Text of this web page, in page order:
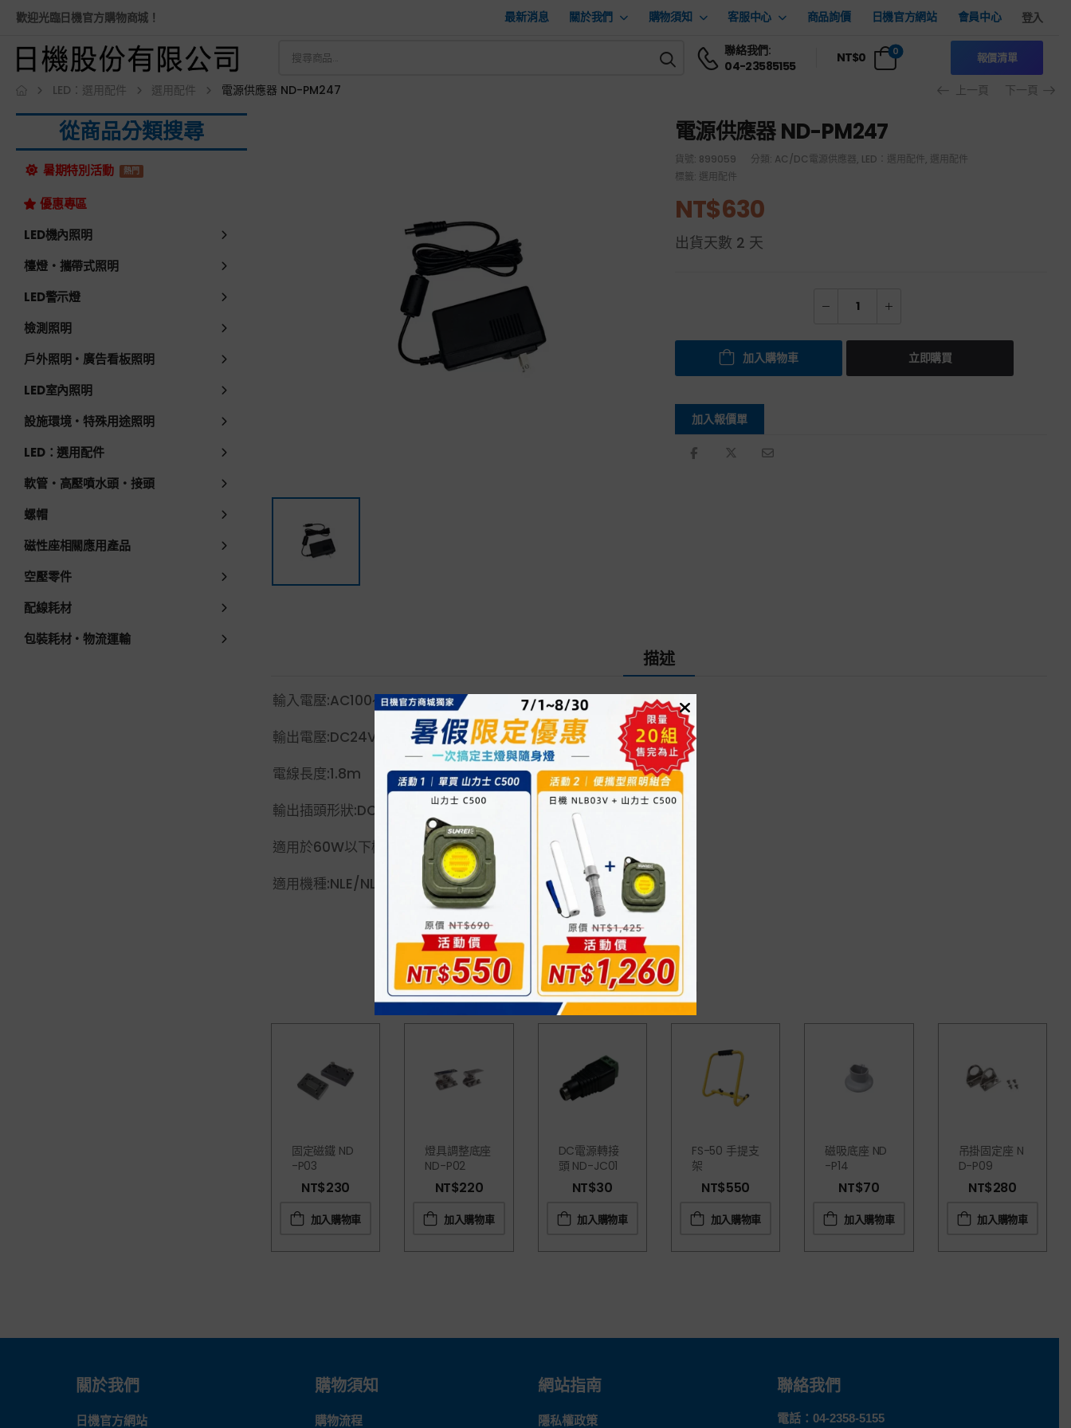
歡迎光臨日機官方購物商城！ 最新消息 關於我們 購物須知 客服中心 商品詢價 日機官方網站 會員中心 登入
聯絡我們:
04-23585155
NT$0 0 報價清單
LED：選用配件 選用配件 電源供應器 ND-PM247 上一頁 下一頁
從商品分類搜尋
暑期特別活動 熱門
優惠專區
LED機內照明
檯燈・攜帶式照明
LED警示燈
檢測照明
戶外照明・廣告看板照明
LED室內照明
設施環境・特殊用途照明
LED：選用配件
軟管・高壓噴水頭・接頭
螺帽
磁性座相關應用產品
空壓零件
配線耗材
包裝耗材・物流運輸
電源供應器 ND-PM247
貨號: 899059 分類: AC/DC電源供應器, LED：選用配件, 選用配件
標籤: 選用配件
NT$630
出貨天數 2 天
加入購物車 立即購買
加入報價單
描述
輸入電壓:AC100~240V
輸出電壓:DC24V/2.5A
電線長度:1.8m
輸出插頭形狀:DCΦ5.5×2.5mm
適用於60W以下機種
適用機種:NLE/NLW/NLUP
相關商品
固定磁鐵 ND
-P03
NT$230
加入購物車
燈具調整底座
ND-P02
NT$220
加入購物車
DC電源轉接
頭 ND-JC01
NT$30
加入購物車
FS-50 手提支
架
NT$550
加入購物車
磁吸底座 ND
-P14
NT$70
加入購物車
吊掛固定座 N
D-P09
NT$280
加入購物車
關於我們
日機官方網站
購物須知
購物流程
網站指南
隱私權政策
聯絡我們
電話： 04-2358-5155